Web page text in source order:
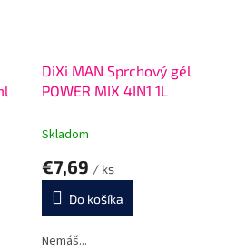
DiXi MAN Sprchový gél
POWER MIX 4IN1 1L
Skladom
€7,69 / ks
Do košíka
Nemáš...